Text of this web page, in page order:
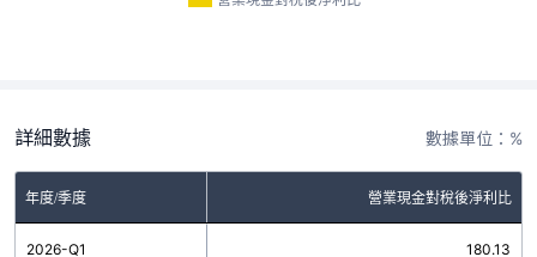
詳細數據 數據單位：%
年度/季度 營業現金對稅後淨利比
2026-Q1 180.13